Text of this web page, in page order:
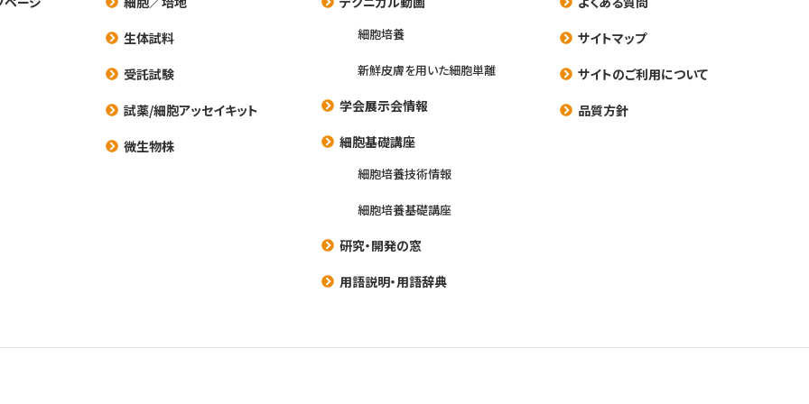
生体試料
受託試験
試薬/細胞アッセイキット
微生物株
細胞培養
新鮮皮膚を用いた細胞単離
学会展示会情報
細胞基礎講座
細胞培養技術情報
細胞培養基礎講座
研究・開発の窓
用語説明・用語辞典
サイトマップ
サイトのご利用について
品質方針